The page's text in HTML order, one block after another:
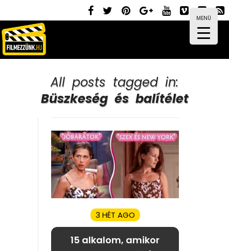
MENÜ
All posts tagged in:
Büszkeség és balítélet
3 HÉT AGO
15 alkalom, amikor